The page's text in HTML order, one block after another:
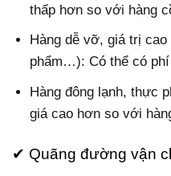
thấp hơn so với hàng
Hàng dễ vỡ, giá trị
phẩm…): Có thể có phí
Hàng đông lạnh, thực
giá cao hơn so với
✔ Quãng đường vận